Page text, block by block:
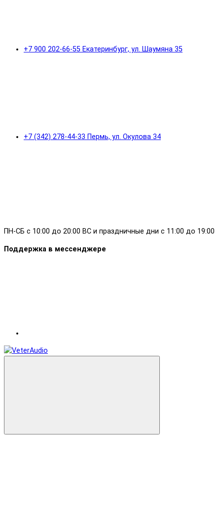
+7 900 202-66-55 Екатеринбург, ул. Шаумяна 35
+7 (342) 278-44-33 Пермь, ул. Окулова 34
ПН-СБ с 10:00 до 20:00 ВС и праздничные дни с 11:00 до 19:00
Поддержка в мессенджере